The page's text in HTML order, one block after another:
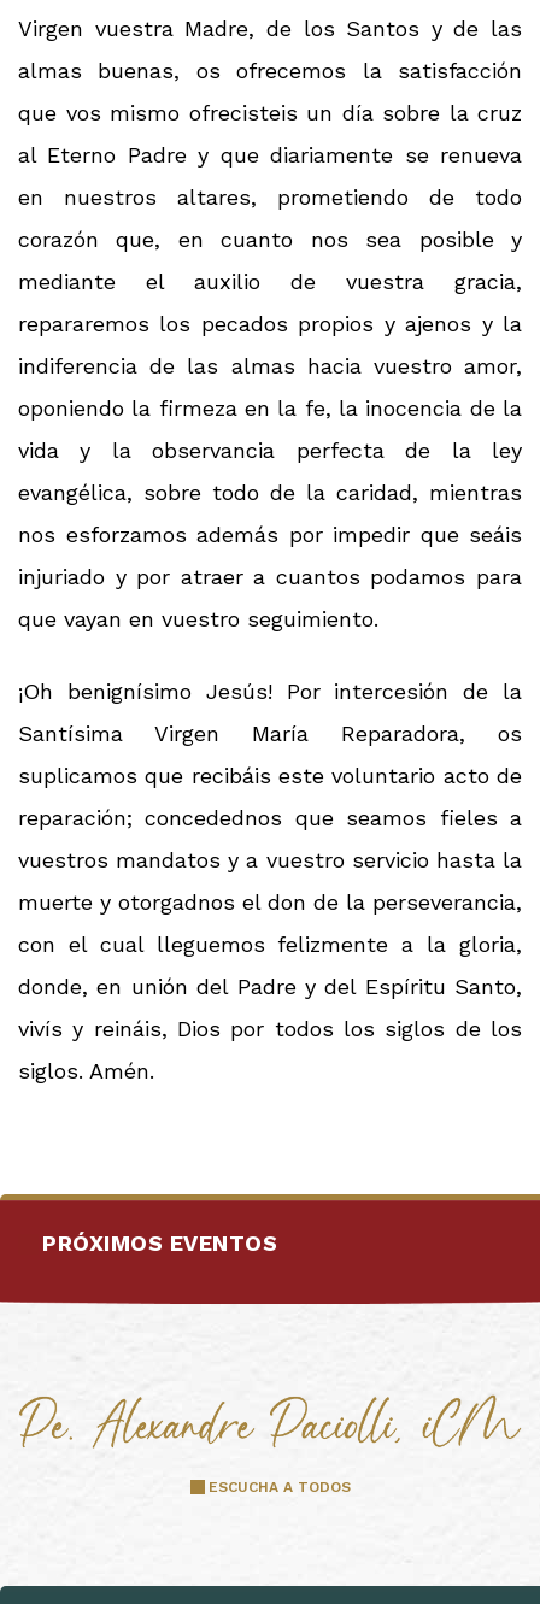
Virgen vuestra Madre, de los Santos y de las
almas buenas, os ofrecemos la satisfacción
que vos mismo ofrecisteis un día sobre la cruz
al Eterno Padre y que diariamente se renueva
en nuestros altares, prometiendo de todo
corazón que, en cuanto nos sea posible y
mediante el auxilio de vuestra gracia,
repararemos los pecados propios y ajenos y la
indiferencia de las almas hacia vuestro amor,
oponiendo la firmeza en la fe, la inocencia de la
vida y la observancia perfecta de la ley
evangélica, sobre todo de la caridad, mientras
nos esforzamos además por impedir que seáis
injuriado y por atraer a cuantos podamos para
que vayan en vuestro seguimiento.
¡Oh benignísimo Jesús! Por intercesión de la
Santísima Virgen María Reparadora, os
suplicamos que recibáis este voluntario acto de
reparación; concedednos que seamos fieles a
vuestros mandatos y a vuestro servicio hasta la
muerte y otorgadnos el don de la perseverancia,
con el cual lleguemos felizmente a la gloria,
donde, en unión del Padre y del Espíritu Santo,
vivís y reináis, Dios por todos los siglos de los
siglos. Amén.
PRÓXIMOS EVENTOS
ESCUCHA A TODOS